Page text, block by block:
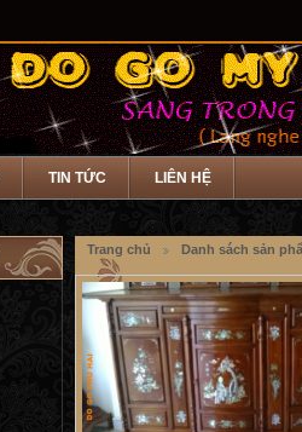
TIN TỨC LIÊN HỆ
Trang chủ Danh sách sản